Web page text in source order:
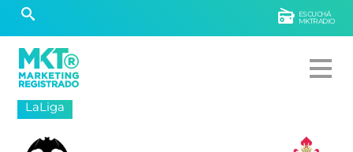
ESCUCHÁ
MKTRADIO
LaLiga